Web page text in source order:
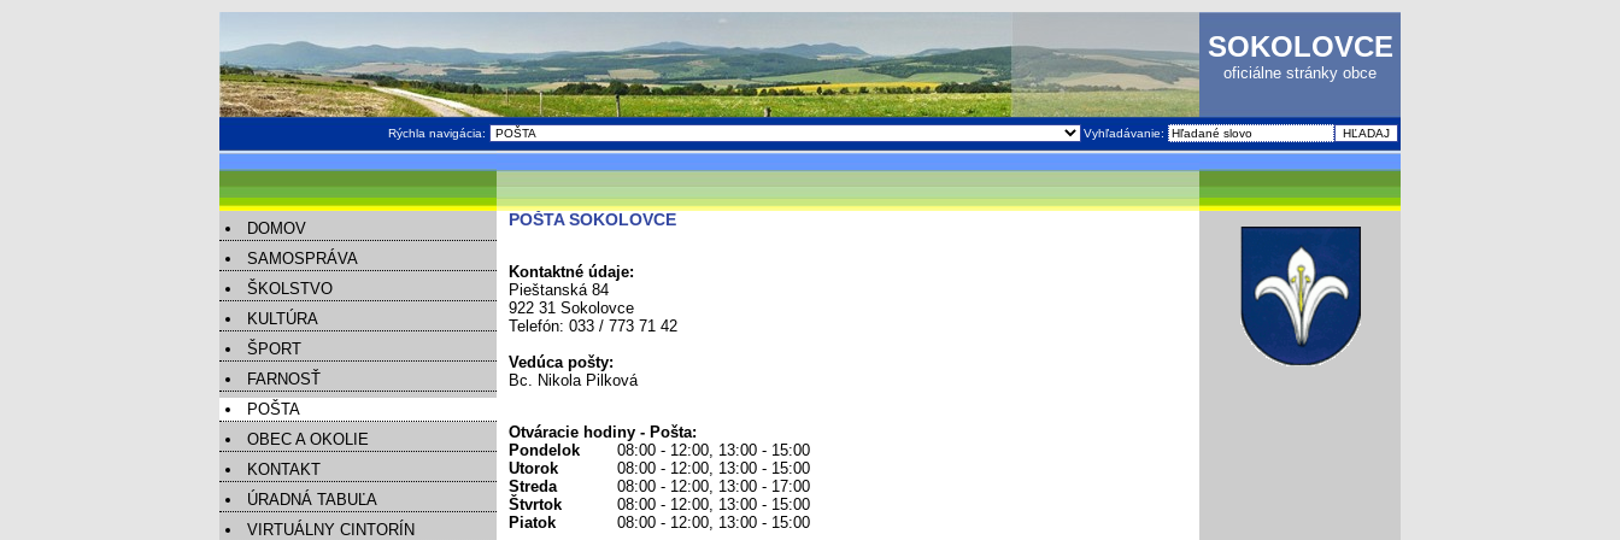
SOKOLOVCE
oficiálne stránky obce
Vyhľadávanie:
Rýchla navigácia:
DOMOV
SAMOSPRÁVA
ŠKOLSTVO
KULTÚRA
ŠPORT
FARNOSŤ
POŠTA
OBEC A OKOLIE
KONTAKT
ÚRADNÁ TABUĽA
VIRTUÁLNY CINTORÍN
POŠTA SOKOLOVCE
Kontaktné údaje:
Pieštanská 84
922 31 Sokolovce
Telefón: 033 / 773 71 42
Vedúca pošty:
Bc. Nikola Pilková
Otváracie hodiny - Pošta:
Pondelok
08:00 - 12:00, 13:00 - 15:00
Utorok
08:00 - 12:00, 13:00 - 15:00
Streda
08:00 - 12:00, 13:00 - 17:00
Štvrtok
08:00 - 12:00, 13:00 - 15:00
Piatok
08:00 - 12:00, 13:00 - 15:00